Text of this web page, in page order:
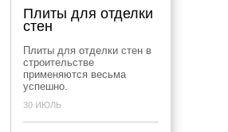
Плиты для отделки
стен
Плиты для отделки стен в
строительстве
применяются весьма
успешно.
30 ИЮЛЬ